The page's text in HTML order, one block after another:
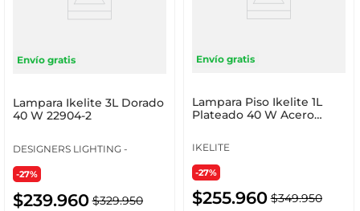
Envío gratis
Lampara Ikelite 3L Dorado
40 W 22904-2
DESIGNERS LIGHTING -
-27%
$239.960 $329.950
Envío gratis
Lampara Piso Ikelite 1L
Plateado 40 W Acero
IKELITE
-27%
$255.960 $349.950